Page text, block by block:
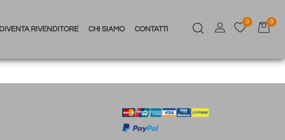
DIVENTA RIVENDITORE CHI SIAMO CONTATTI
0 0